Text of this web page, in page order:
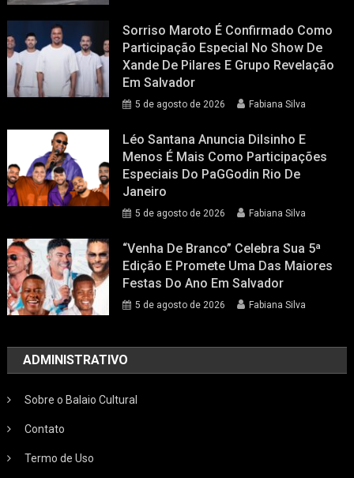
Sorriso Maroto É Confirmado Como
Participação Especial No Show De
Xande De Pilares E Grupo Revelação
Em Salvador
5 de agosto de 2026 Fabiana Silva
Léo Santana Anuncia Dilsinho E
Menos É Mais Como Participações
Especiais Do PaGGodin Rio De
Janeiro
5 de agosto de 2026 Fabiana Silva
“Venha De Branco” Celebra Sua 5ª
Edição E Promete Uma Das Maiores
Festas Do Ano Em Salvador
5 de agosto de 2026 Fabiana Silva
ADMINISTRATIVO
Sobre o Balaio Cultural
Contato
Termo de Uso